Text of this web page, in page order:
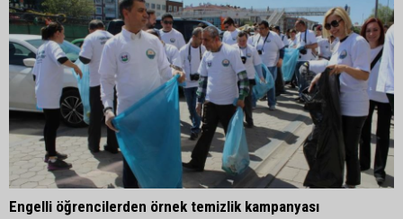
Engelli öğrencilerden örnek temizlik kampanyası